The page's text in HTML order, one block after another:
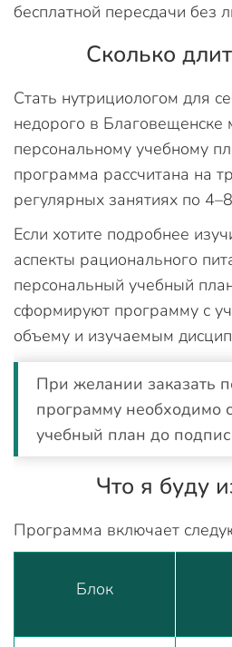
бесплатной пересдачи без
Сколько
Стать нутрициологом для
недорого в
персональному учебному
программа рассчитана на
регулярных занятиях по
Если хотите подробнее
аспекты рационального
персональный учебный
сформируют программу с
объему и изучаемым
При желании заказать
программу необходимо
учебный план до
Что я буду
Программа включает
Блок